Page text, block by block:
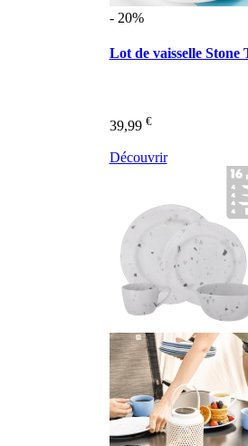
- 20%
Lot de vaisselle Stone
39,99 €
Découvrir